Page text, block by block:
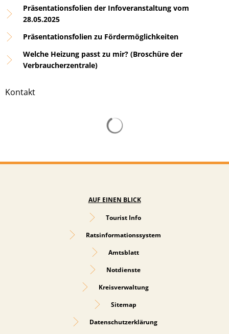
Präsentationsfolien der Infoveranstaltung vom
28.05.2025
Präsentationsfolien zu Fördermöglichkeiten
Welche Heizung passt zu mir? (Broschüre der
Verbraucherzentrale)
Kontakt
AUF EINEN BLICK
Tourist Info
Ratsinformationssystem
Amtsblatt
Notdienste
Kreisverwaltung
Sitemap
Datenschutzerklärung